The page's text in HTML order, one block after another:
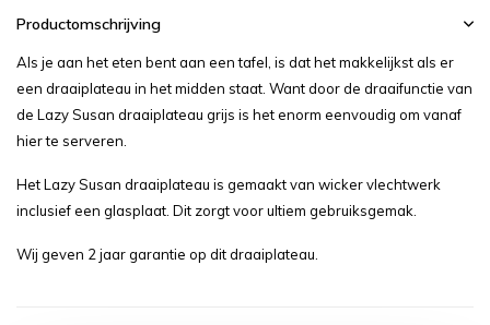
Productomschrijving
Als je aan het eten bent aan een tafel, is dat het makkelijkst als er
een draaiplateau in het midden staat. Want door de draaifunctie van
de Lazy Susan draaiplateau grijs is het enorm eenvoudig om vanaf
hier te serveren.
Het Lazy Susan draaiplateau is gemaakt van wicker vlechtwerk
inclusief een glasplaat. Dit zorgt voor ultiem gebruiksgemak.
Wij geven 2 jaar garantie op dit draaiplateau.